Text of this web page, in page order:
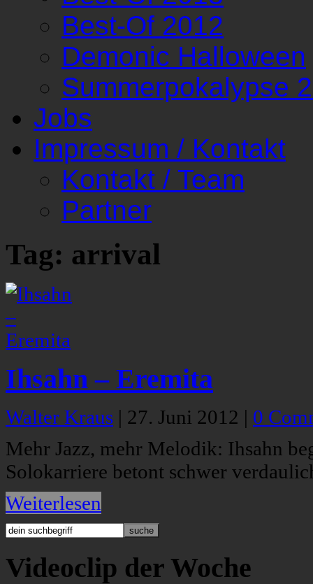
Best-Of 2012
Demonic Halloween
Summerpokalypse
Jobs
Impressum / Kontakt
Kontakt / Team
Partner
Tag: arrival
Ihsahn – Eremita
Walter Kraus | 27. Juni 2012 | 0
Mehr Jazz, mehr Melodik: Ihsahn
Solokarriere betont schwer
Weiterlesen
Videoclip der Woche